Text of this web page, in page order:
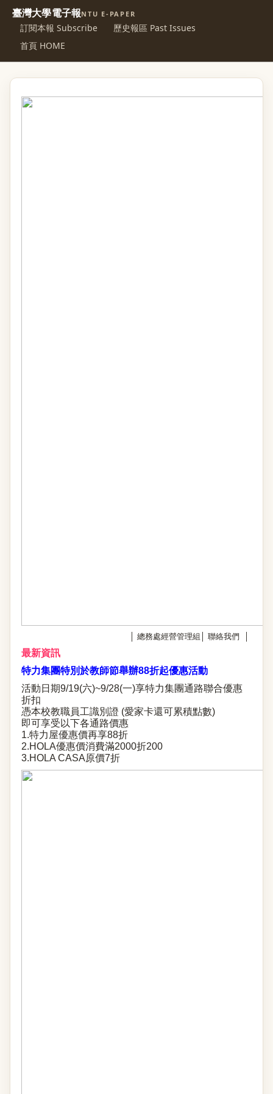
臺灣大學電子報NTU E-PAPER
訂閱本報 Subscribe
歷史報區 Past Issues
首頁 HOME
總務處經營管理組 聯絡我們
最新資訊
特力集團特別於教師節舉辦88折起優惠活動
活動日期9/19(六)~9/28(一)享特力集團通路聯合優惠
折扣
憑本校教職員工識別證 (愛家卡還可累積點數)
即可享受以下各通路價惠
1.特力屋優惠價再享88折
2.HOLA優惠價消費滿2000折200
3.HOLA CASA原價7折